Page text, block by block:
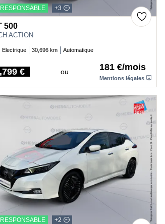
+3
500
ACTION
Electrique 30,696 km Automatique
€ ou 181 €/mois
Mentions légales
+2